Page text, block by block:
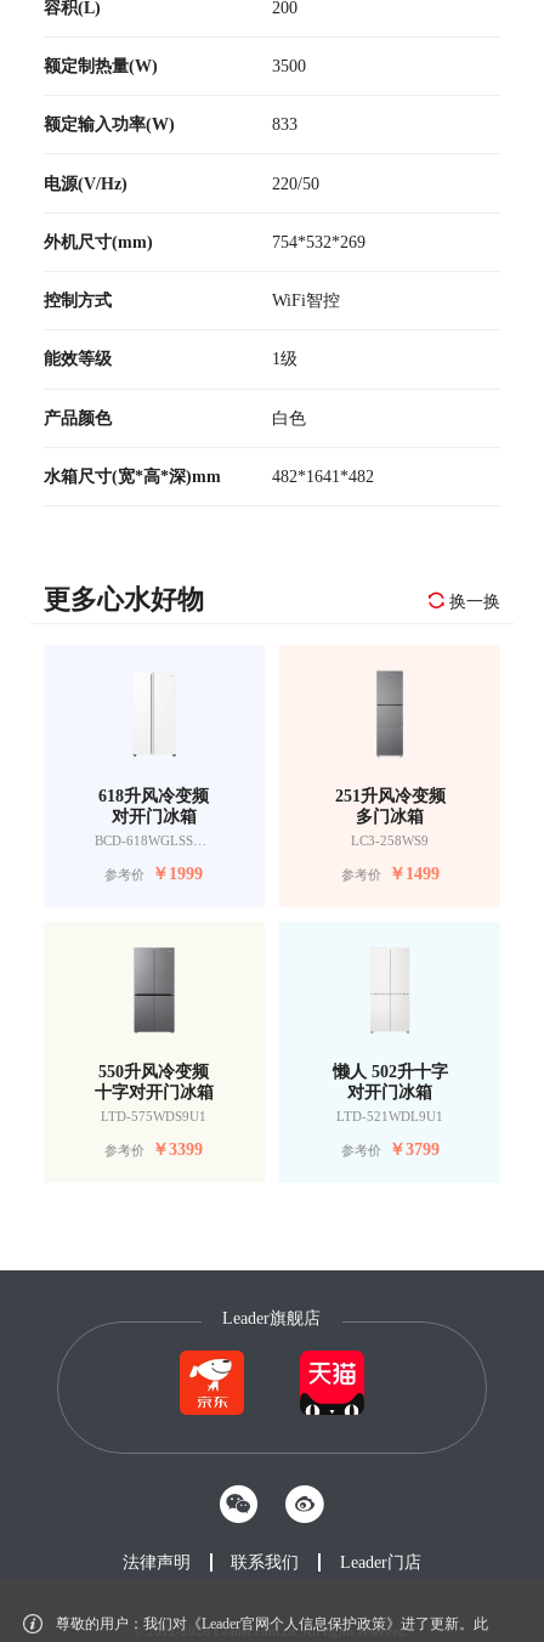
容积(L) 200
额定制热量(W) 3500
额定输入功率(W) 833
电源(V/Hz) 220/50
外机尺寸(mm) 754*532*269
控制方式 WiFi智控
能效等级 1级
产品颜色 白色
水箱尺寸(宽*高*深)mm 482*1641*482
更多心水好物 换一换
618升风冷变频
对开门冰箱
BCD-618WGLSSEDW9
参考价 ￥1999
251升风冷变频
多门冰箱
LC3-258WS9
参考价 ￥1499
550升风冷变频
十字对开门冰箱
LTD-575WDS9U1
参考价 ￥3399
懒人 502升十字
对开门冰箱
LTD-521WDL9U1
参考价 ￥3799
尊敬的用户：我们对《Leader官网个人信息保护政策》进了更新。此
Leader旗舰店
法律声明 联系我们 Leader门店
© 2012-2026 Leader.com.cn. All rights reserved.